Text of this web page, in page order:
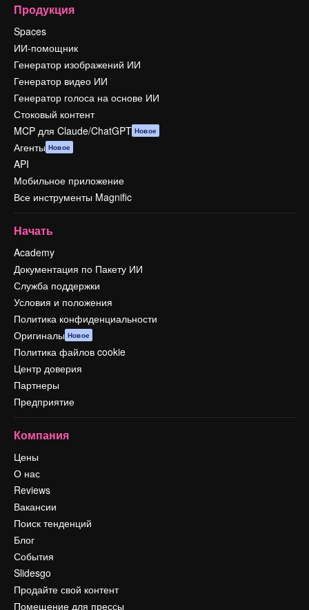
Продукция
Spaces
ИИ-помощник
Генератор изображений ИИ
Генератор видео ИИ
Генератор голоса на основе ИИ
Стоковый контент
MCP для Claude/ChatGPT Новое
Агенты Новое
API
Мобильное приложение
Все инструменты Magnific
Начать
Academy
Документация по Пакету ИИ
Служба поддержки
Условия и положения
Политика конфиденциальности
Оригиналы Новое
Политика файлов cookie
Центр доверия
Партнеры
Предприятие
Компания
Цены
О нас
Reviews
Вакансии
Поиск тенденций
Блог
События
Slidesgo
Продайте свой контент
Помещение для прессы